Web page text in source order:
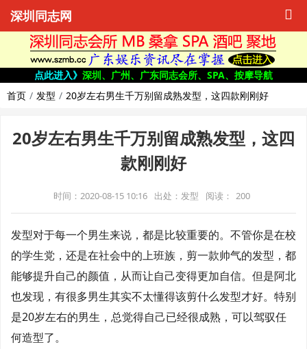
深圳同志网
点此进入》 深圳、广州、广东同志会所、SPA、按摩导航
首页
发型 20岁左右男生千万别留成熟发型，这四款刚刚好
20岁左右男生千万别留成熟发型，这四
款刚刚好
时间：2020-08-15 10:16 出处：发型 阅读： 200
发型对于每一个男生来说，都是比较重要的。不管你是在校
的学生党，还是在社会中的上班族，剪一款帅气的发型，都
能够提升自己的颜值，从而让自己变得更加自信。但是阿北
也发现，有很多男生其实不太懂得该剪什么发型才好。特别
是20岁左右的男生，总觉得自己已经很成熟，可以驾驭任
何造型了。